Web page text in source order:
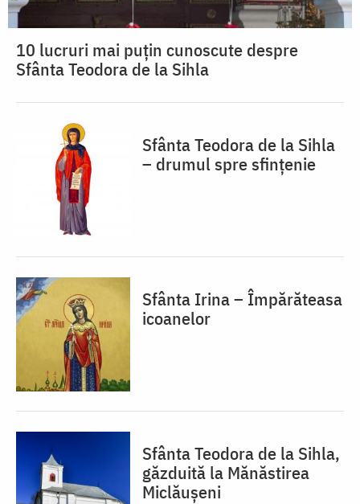
10 lucruri mai puțin cunoscute despre
Sfânta Teodora de la Sihla
Sfânta Teodora de la Sihla
– drumul spre sfințenie
Sfânta Irina – Împărăteasa
icoanelor
Sfânta Teodora de la Sihla,
găzduită la Mănăstirea
Miclăușeni